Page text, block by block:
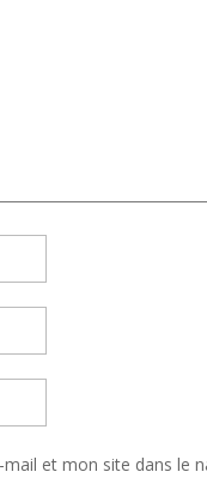
et mon site dans le